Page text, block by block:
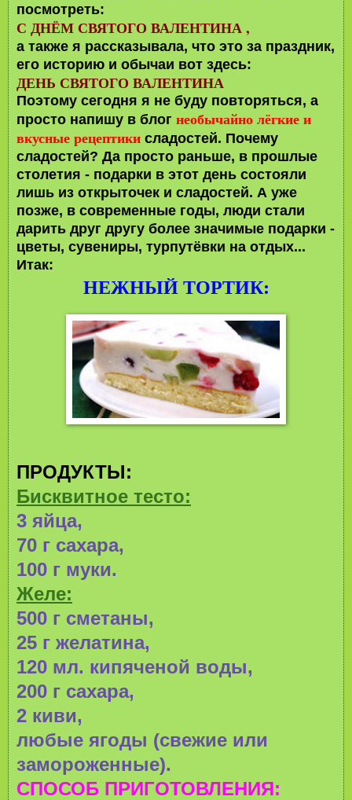
посмотреть:
С ДНЁМ СВЯТОГО ВАЛЕНТИНА ,
а также я рассказывала, что это за праздник,
его историю и обычаи вот здесь:
ДЕНЬ СВЯТОГО ВАЛЕНТИНА
Поэтому сегодня я не буду повторяться, а
просто напишу в блог необычайно лёгкие и
вкусные рецептики сладостей. Почему
сладостей? Да просто раньше, в прошлые
столетия - подарки в этот день состояли
лишь из открыточек и сладостей. А уже
позже, в современные годы, люди стали
дарить друг другу более значимые подарки -
цветы, сувениры, турпутёвки на отдых...
Итак:
НЕЖНЫЙ ТОРТИК:
ПРОДУКТЫ:
Бисквитное тесто:
3 яйца,
70 г сахара,
100 г муки.
Желе:
500 г сметаны,
25 г желатина,
120 мл. кипяченой воды,
200 г сахара,
2 киви,
любые ягоды (свежие или
замороженные).
СПОСОБ ПРИГОТОВЛЕНИЯ: